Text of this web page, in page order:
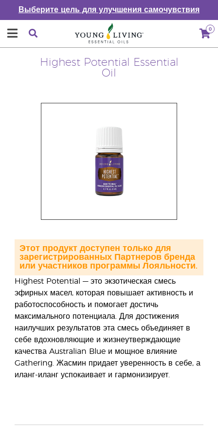
Выберите цель для улучшения самочувствия
0
Highest Potential Essential
Oil
Highest Potential — это экзотическая смесь
эфирных масел, которая повышает активность и
работоспособность и помогает достичь
максимального потенциала. Для достижения
наилучших результатов эта смесь объединяет в
себе вдохновляющие и жизнеутверждающие
качества Australian Blue и мощное влияние
Gathering. Жасмин придает уверенность в себе, а
иланг-иланг успокаивает и гармонизирует.
Этот продукт доступен только для
зарегистрированных Партнеров бренда
или участников программы Лояльности.